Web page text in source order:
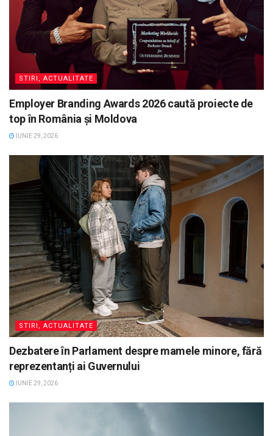
STIRI, ACTUALITATE
Employer Branding Awards 2026 caută proiecte de
top în România și Moldova
IUNIE 29, 2026
STIRI, ACTUALITATE
Dezbatere în Parlament despre mamele minore, fără
reprezentanți ai Guvernului
IUNIE 29, 2026